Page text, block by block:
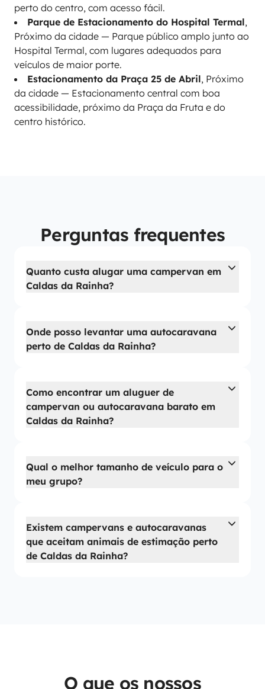
perto do centro, com acesso fácil.
Parque de Estacionamento do Hospital Termal,
Próximo da cidade — Parque público amplo junto ao
Hospital Termal, com lugares adequados para
veículos de maior porte.
Estacionamento da Praça 25 de Abril, Próximo
da cidade — Estacionamento central com boa
acessibilidade, próximo da Praça da Fruta e do
centro histórico.
Perguntas frequentes
Quanto custa alugar uma campervan em
Caldas da Rainha?
Onde posso levantar uma autocaravana
perto de Caldas da Rainha?
Como encontrar um aluguer de
campervan ou autocaravana barato em
Caldas da Rainha?
Qual o melhor tamanho de veículo para o
meu grupo?
Existem campervans e autocaravanas
que aceitam animais de estimação perto
de Caldas da Rainha?
O que os nossos